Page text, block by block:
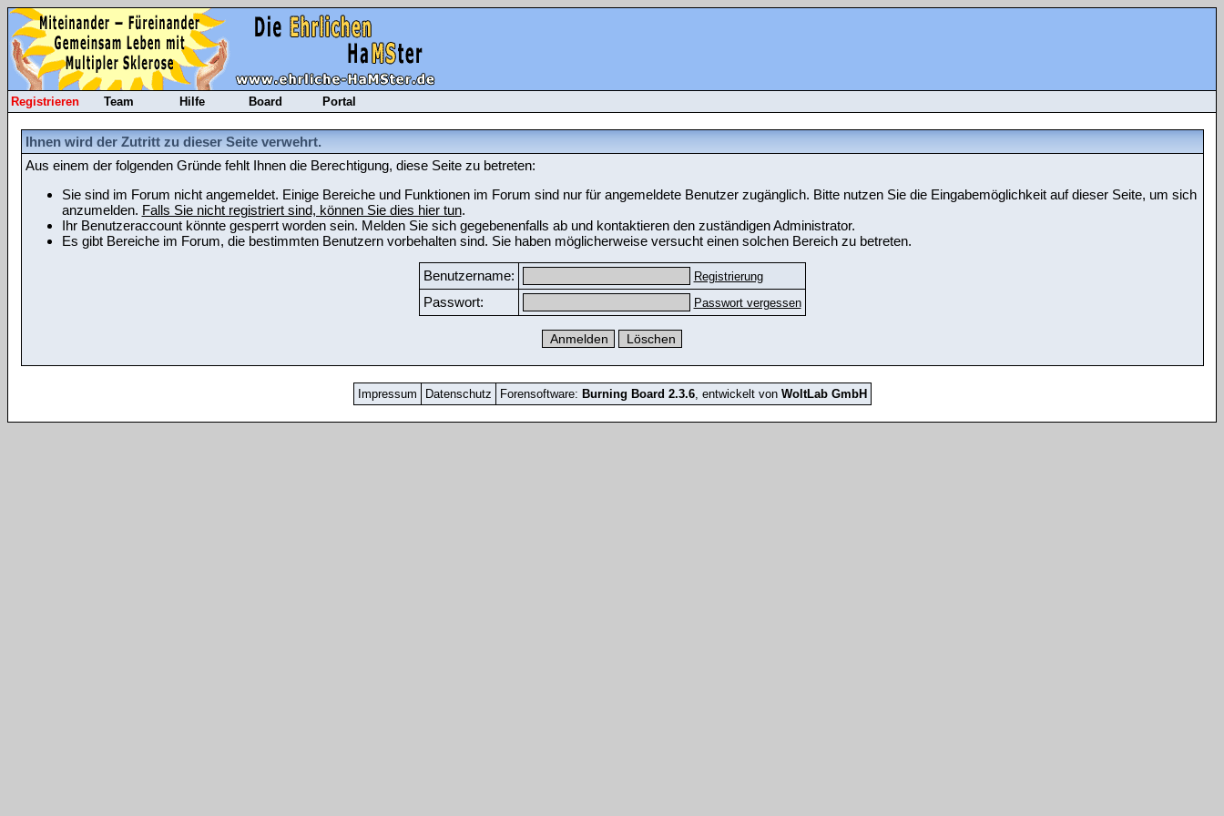
Registrieren Team Hilfe Board Portal
Ihnen wird der Zutritt zu dieser Seite verwehrt.
Aus einem der folgenden Gründe fehlt Ihnen die Berechtigung, diese Seite zu betreten:
Sie sind im Forum nicht angemeldet. Einige Bereiche und Funktionen im Forum sind nur für angemeldete Benutzer zugänglich. Bitte nutzen Sie die Eingabemöglichkeit auf dieser Seite, um sich
anzumelden. Falls Sie nicht registriert sind, können Sie dies hier tun.
Ihr Benutzeraccount könnte gesperrt worden sein. Melden Sie sich gegebenenfalls ab und kontaktieren den zuständigen Administrator.
Es gibt Bereiche im Forum, die bestimmten Benutzern vorbehalten sind. Sie haben möglicherweise versucht einen solchen Bereich zu betreten.
Benutzername: Registrierung
Passwort: Passwort vergessen
Impressum Datenschutz Forensoftware: Burning Board 2.3.6, entwickelt von WoltLab GmbH